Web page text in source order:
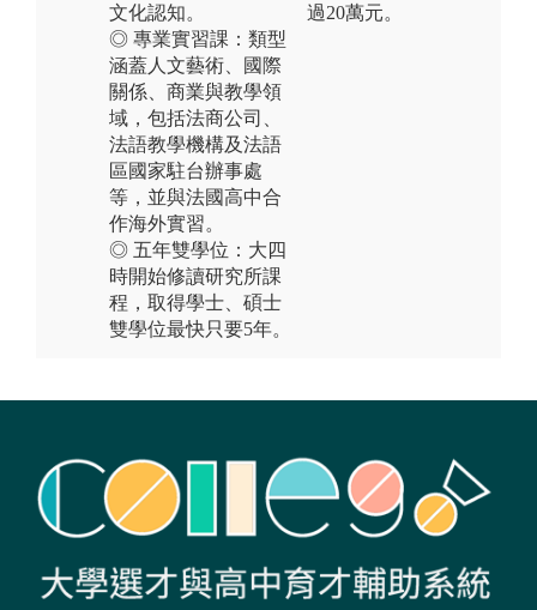
文化認知。
◎ 專業實習課：類型
涵蓋人文藝術、國際
關係、商業與教學領
域，包括法商公司、
法語教學機構及法語
區國家駐台辦事處
等，並與法國高中合
作海外實習。
◎ 五年雙學位：大四
時開始修讀研究所課
程，取得學⼠、碩⼠
雙學位最快只要5年。
過20萬元。